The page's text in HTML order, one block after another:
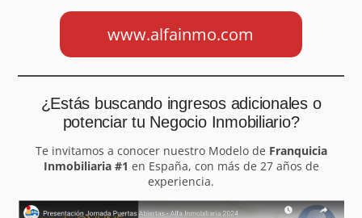
www.alfainmo.com
¿Estás buscando ingresos adicionales o
potenciar tu Negocio Inmobiliario?
Te invitamos a conocer nuestro Modelo de Franquicia
Inmobiliaria #1 en España, con más de 27 años de
experiencia.